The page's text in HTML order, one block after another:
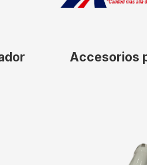
Accesorios